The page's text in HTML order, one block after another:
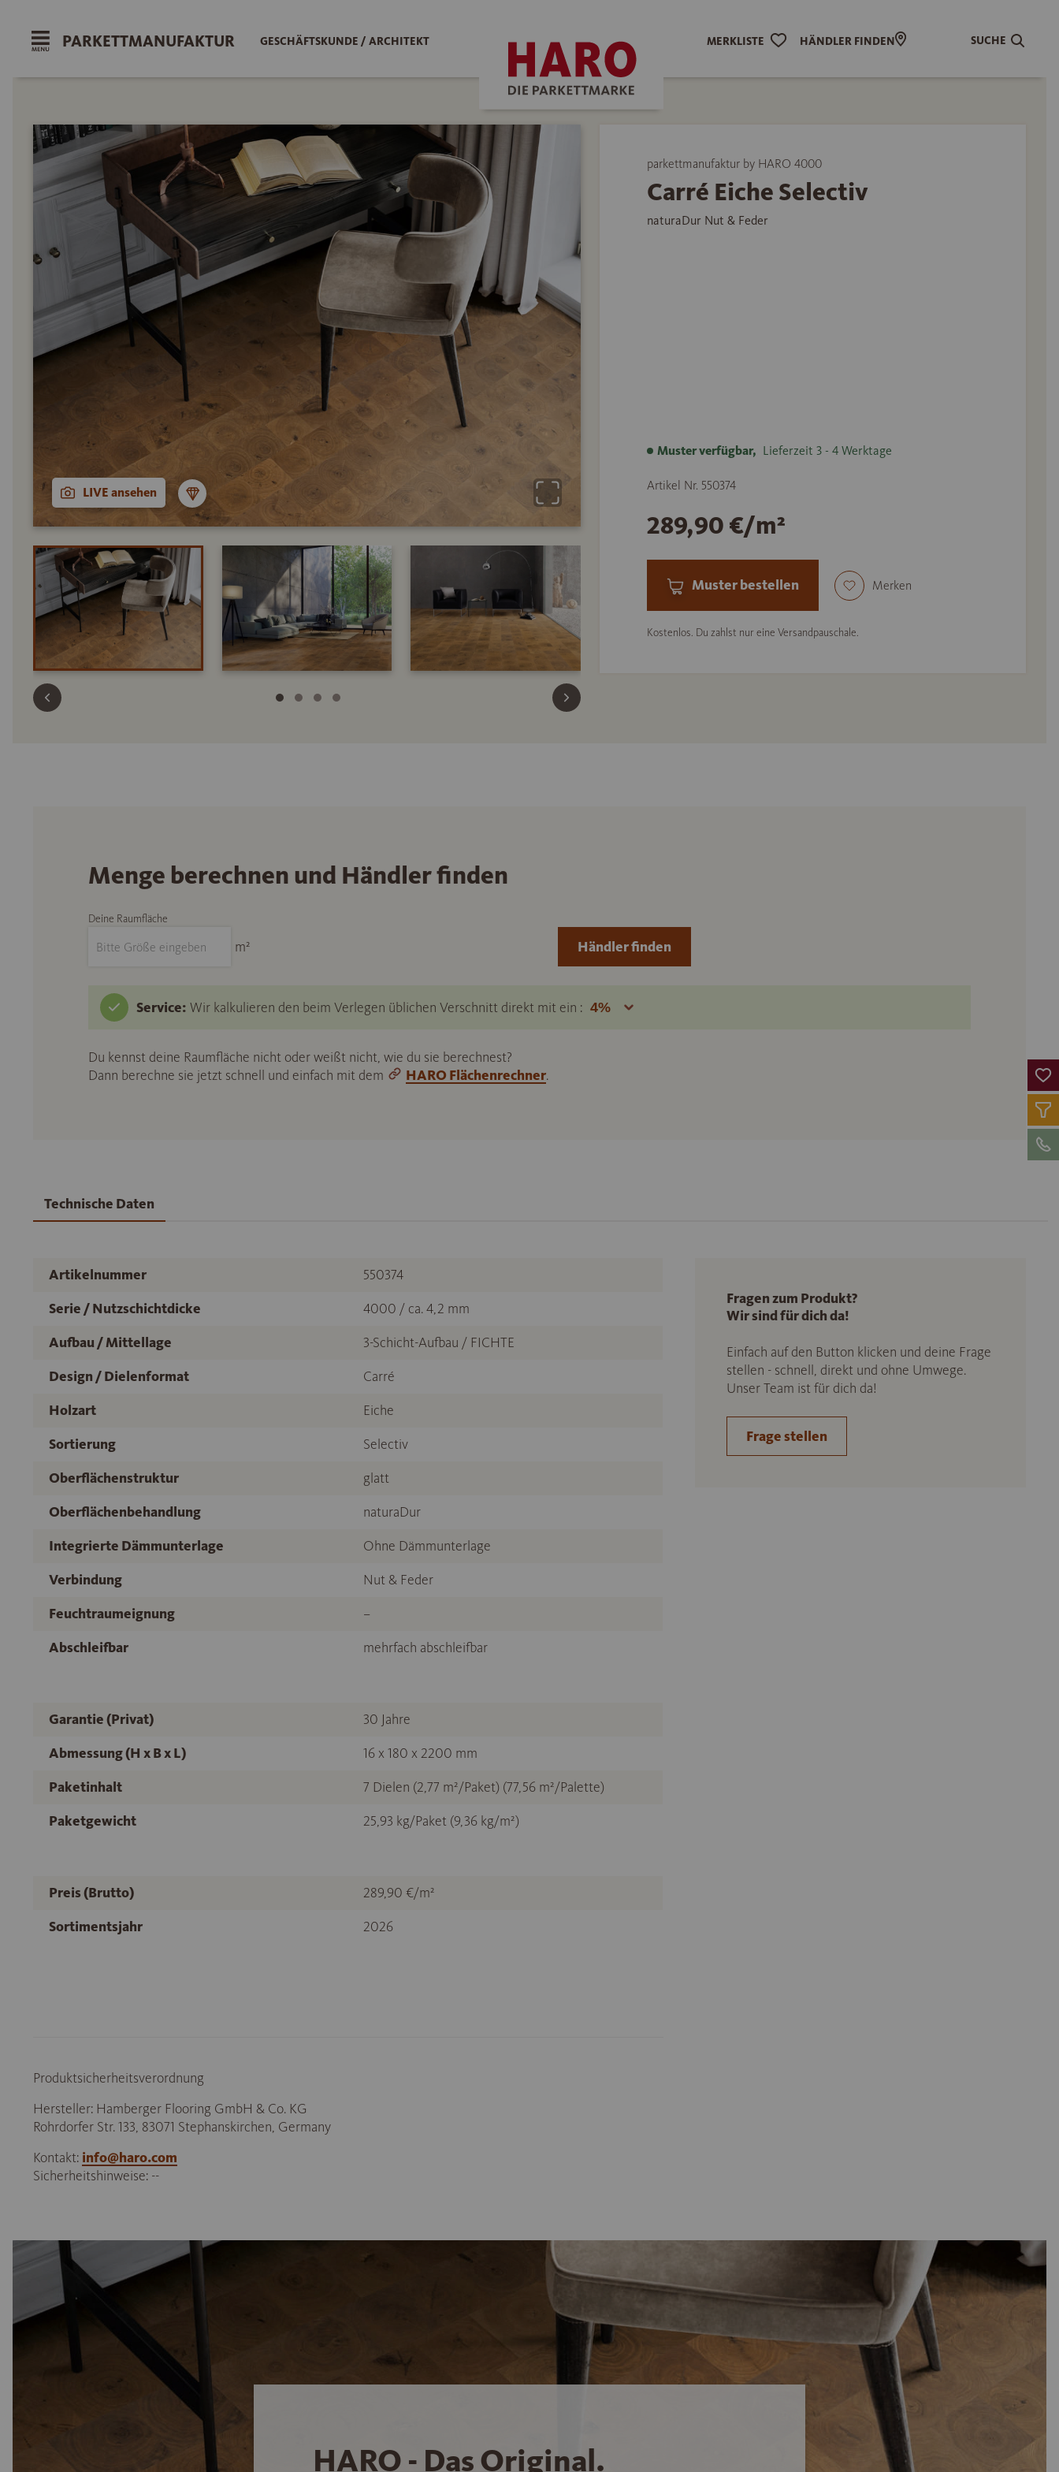
PARKETTMANUFAKTUR GESCHÄFTSKUNDE / ARCHITEKT MERKLISTE HÄNDLER FINDEN SUCHE
LIVE ansehen
parkettmanufaktur by HARO 4000
Carré Eiche Selectiv
naturaDur Nut & Feder
Muster verfügbar, Lieferzeit 3 - 4 Werktage
Artikel Nr. 550374
289,90 €/m²
Muster bestellen Merken
Kostenlos. Du zahlst nur eine Versandpauschale.
Menge berechnen und Händler finden
Deine Raumfläche
m²
Service: Wir kalkulieren den beim Verlegen üblichen Verschnitt direkt mit ein :
Du kennst deine Raumfläche nicht oder weißt nicht, wie du sie berechnest?
Dann berechne sie jetzt schnell und einfach mit dem
HARO Flächenrechner.
Händler finden
Technische Daten
Artikelnummer
550374
Serie / Nutzschichtdicke
4000 / ca. 4,2 mm
Aufbau / Mittellage
3-Schicht-Aufbau / FICHTE
Design / Dielenformat
Carré
Holzart
Eiche
Sortierung
Selectiv
Oberflächenstruktur
glatt
Oberflächenbehandlung
naturaDur
Integrierte Dämmunterlage
Ohne Dämmunterlage
Verbindung
Nut & Feder
Feuchtraumeignung
–
Abschleifbar
mehrfach abschleifbar
Garantie (Privat)
30 Jahre
Abmessung (H x B x L)
16 x 180 x 2200 mm
Paketinhalt
7 Dielen (2,77 m²/Paket) (77,56 m²/Palette)
Paketgewicht
25,93 kg/Paket (9,36 kg/m²)
Preis (Brutto)
289,90 €/m²
Sortimentsjahr
2026
Produktsicherheitsverordnung
Hersteller: Hamberger Flooring GmbH & Co. KG
Rohrdorfer Str. 133, 83071 Stephanskirchen, Germany
Kontakt: info@haro.com
Sicherheitshinweise: --
Fragen zum Produkt?
Wir sind für dich da!
Einfach auf den Button klicken und deine Frage
stellen - schnell, direkt und ohne Umwege.
Unser Team ist für dich da!
Frage stellen
HARO - Das Original.